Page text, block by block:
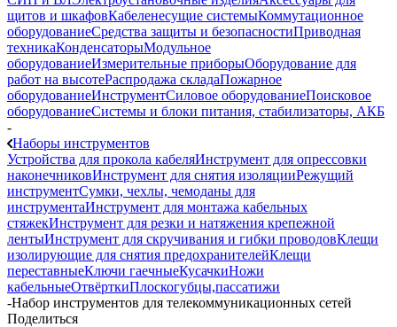
щитов и шкафовКабеленесущие системыКоммутационное
оборудованиеСредства защиты и безопасностиПриводная
техникаКонденсаторыМодульное
оборудованиеИзмерительные приборыОборудование для
работ на высотеРаспродажа складаПожарное
оборудованиеИнструментСиловое оборудованиеПоисковое
оборудованиеСистемы и блоки питания, стабилизаторы, АКБ
-
Наборы инструментов
Устройства для прокола кабеляИнструмент для опрессовки
наконечниковИнструмент для снятия изоляцииРежущий
инструментСумки, чехлы, чемоданы для
инструментаИнструмент для монтажа кабельных
стяжекИнструмент для резки и натяжения крепежной
лентыИнструмент для скручивания и гибки проводовКлещи
изолирующие для снятия предохранителейКлещи
переставныеКлючи гаечныеКусачкиНожи
кабельныеОтвёрткиПлоскогубцы,пассатижи
-Набор инструментов для телекоммуникационных сетей
Поделиться